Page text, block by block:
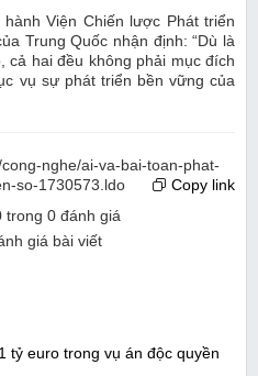
Viện Chiến lược Phát triển
Trung Quốc nhận định: “Dù là
cả hai đều không phải mục đích
vụ sự phát triển bền vững của
nghe/ai-va-bai-toan-phat-
so-1730573.ldo
Copy link
trong 0 đánh giá
giá bài viết
tỷ euro trong vụ án độc quyền